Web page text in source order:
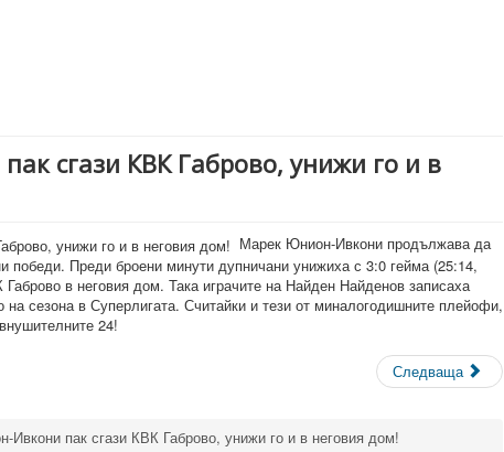
сгази КВК Габрово, унижи го и в
Марек Юнион-Ивкони продължава да
победи. Преди броени минути дупничани унижиха с 3:0 гейма (25:14,
в неговия дом. Така играчите на Найден Найденов записаха
на сезона в Суперлигата. Считайки и тези от миналогодишните плейофи,
24!
Следваща
Ивкони пак сгази КВК Габрово, унижи го и в неговия дом!